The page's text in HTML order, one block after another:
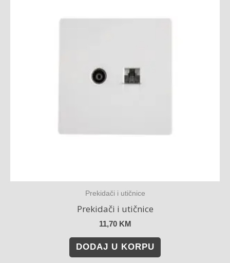
Prekidači i utičnice
Prekidači i utičnice
11,70 KM
DODAJ U KORPU